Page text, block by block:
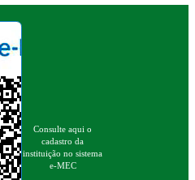
Consulte aqui o
cadastro da
instituição no sistema
e-MEC